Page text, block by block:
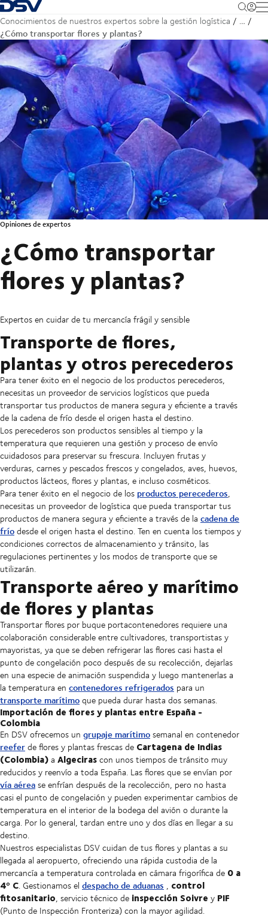
Volver a la página de inicio
Conocimientos de nuestros expertos sobre la gestión logística …
¿Cómo transportar flores y plantas?
Opiniones de expertos
¿Cómo transportar
flores y plantas?
Expertos en cuidar de tu mercancía frágil y sensible
Transporte de flores,
plantas y otros perecederos
Para tener éxito en el negocio de los productos perecederos,
necesitas un proveedor de servicios logísticos que pueda
transportar tus productos de manera segura y eficiente a través
de la cadena de frío desde el origen hasta el destino.
Los perecederos son productos sensibles al tiempo y la
temperatura que requieren una gestión y proceso de envío
cuidadosos para preservar su frescura. Incluyen frutas y
verduras, carnes y pescados frescos y congelados, aves, huevos,
productos lácteos, flores y plantas, e incluso cosméticos.
Para tener éxito en el negocio de los productos perecederos,
necesitas un proveedor de logística que pueda transportar tus
productos de manera segura y eficiente a través de la cadena de
fríodesde el origen hasta el destino. Ten en cuenta los tiempos y
condiciones correctos de almacenamiento y tránsito, las
regulaciones pertinentes y los modos de transporte que se
utilizarán.
Transporte aéreo y marítimo
de flores y plantas
Transportar flores por buque portacontenedores requiere una
colaboración considerable entre cultivadores, transportistas y
mayoristas, ya que se deben refrigerar las flores casi hasta el
punto de congelación poco después de su recolección, dejarlas
en una especie de animación suspendida y luego mantenerlas a
la temperatura en contenedores refrigerados para un
transporte marítimoque pueda durar hasta dos semanas.
Importación de flores y plantas entre España -
Colombia
En DSV ofrecemos un grupaje marítimosemanal en contenedor
reeferde flores y plantas frescas de Cartagena de Indias
(Colombia)a Algecirascon unos tiempos de tránsito muy
reducidos y reenvío a toda España. Las flores que se envían por
vía aérease enfrían después de la recolección, pero no hasta
casi el punto de congelación y pueden experimentar cambios de
temperatura en el interior de la bodega del avión o durante la
carga. Por lo general, tardan entre uno y dos días en llegar a su
destino.
Nuestros especialistas DSV cuidan de tus flores y plantas a su
llegada al aeropuerto, ofreciendo una rápida custodia de la
mercancía a temperatura controlada en cámara frigorífica de 0 a
4º C. Gestionamos el despacho de aduanas , control
fitosanitario, servicio técnico de inspección Soivre y PIF
(Punto de Inspección Fronteriza) con la mayor agilidad.